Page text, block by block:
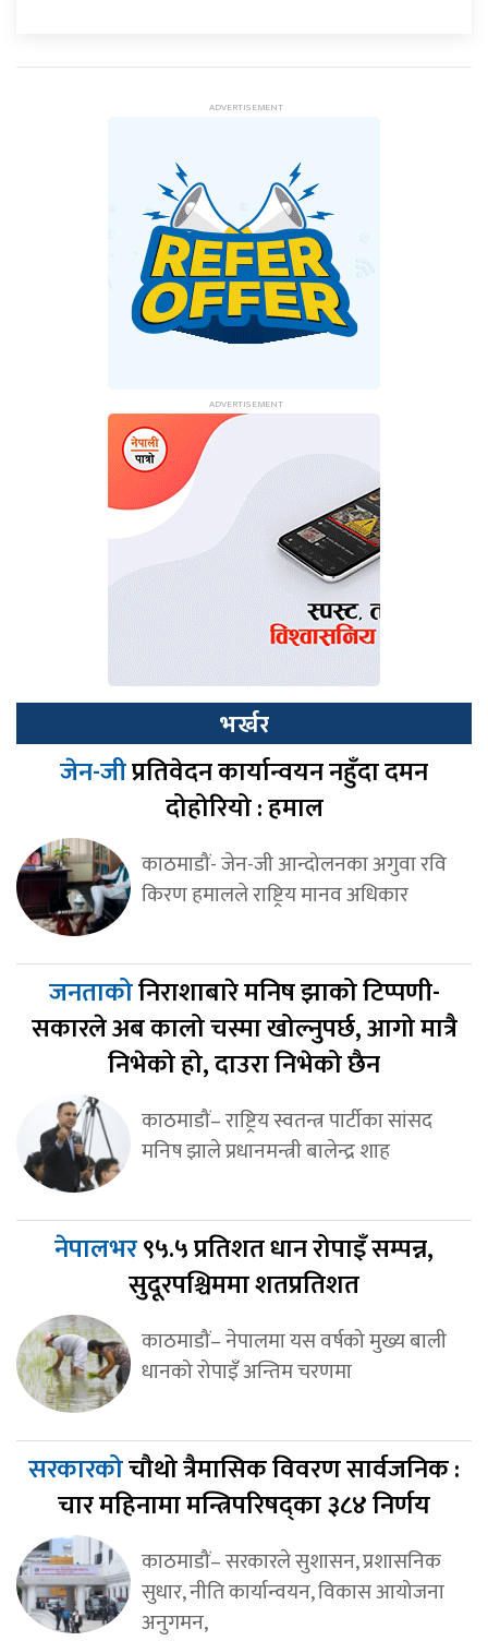
भर्खर
जेन-जीप्रतिवेदन कार्यान्वयन नहुँदा दमन
दोहोरियो : हमाल
काठमाडौं- जेन-जी आन्दोलनका अगुवा रवि
किरण हमालले राष्ट्रिय मानव अधिकार
जनताकोनिराशाबारे मनिष झाको टिप्पणी-
सकारले अब कालो चस्मा खोल्नुपर्छ, आगो मात्रै
निभेको हो, दाउरा निभेको छैन
काठमाडौं– राष्ट्रिय स्वतन्त्र पार्टीका सांसद
मनिष झाले प्रधानमन्त्री बालेन्द्र शाह
नेपालभर९५.५ प्रतिशत धान रोपाइँ सम्पन्न,
सुदूरपश्चिममा शतप्रतिशत
काठमाडौं– नेपालमा यस वर्षको मुख्य बाली
धानको रोपाइँ अन्तिम चरणमा
सरकारकोचौथो त्रैमासिक विवरण सार्वजनिक :
चार महिनामा मन्त्रिपरिषद्का ३८४ निर्णय
काठमाडौं– सरकारले सुशासन, प्रशासनिक
सुधार, नीति कार्यान्वयन, विकास आयोजना
अनुगमन,